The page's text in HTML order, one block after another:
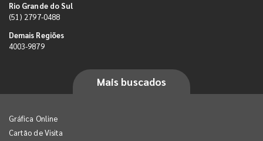
Rio Grande do Sul
(51) 2797-0488
Demais Regiões
4003-9879
Mais buscados
Gráfica Online
Cartão de Visita